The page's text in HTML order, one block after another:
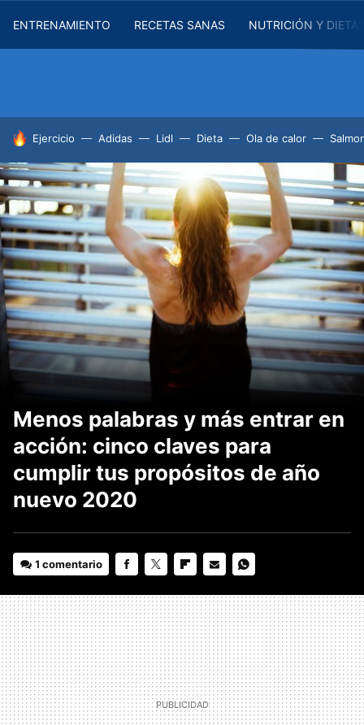
ENTRENAMIENTO RECETAS SANAS NUTRICIÓN Y
HOY SE HABLA DE
Ejercicio Adidas Lidl Dieta Ola de calor
Menos palabras y más entrar en
acción: cinco claves para
cumplir tus propósitos de año
nuevo 2020
1 comentario
MAIL